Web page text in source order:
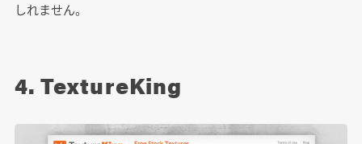
しれません。
4. TextureKing